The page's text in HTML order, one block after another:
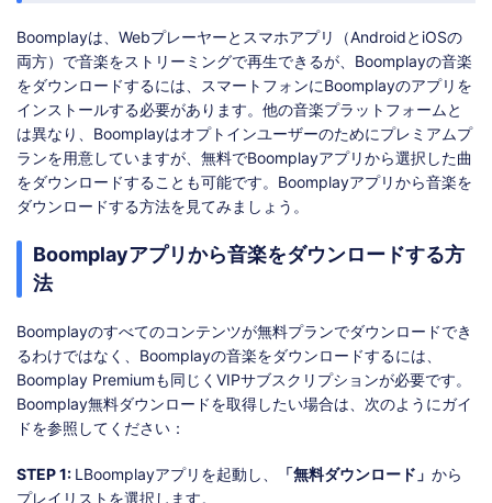
Boomplayは、Webプレーヤーとスマホアプリ（AndroidとiOSの
両方）で音楽をストリーミングで再生できるが、Boomplayの音楽
をダウンロードするには、スマートフォンにBoomplayのアプリを
インストールする必要があります。他の音楽プラットフォームと
は異なり、Boomplayはオプトインユーザーのためにプレミアムプ
ランを用意していますが、無料でBoomplayアプリから選択した曲
をダウンロードすることも可能です。Boomplayアプリから音楽を
ダウンロードする方法を見てみましょう。
Boomplayアプリから音楽をダウンロードする方
法
Boomplayのすべてのコンテンツが無料プランでダウンロードでき
るわけではなく、Boomplayの音楽をダウンロードするには、
Boomplay Premiumも同じくVIPサブスクリプションが必要です。
Boomplay無料ダウンロードを取得したい場合は、次のようにガイ
ドを参照してください：
STEP 1: LBoomplayアプリを起動し、 「無料ダウンロード」 から
プレイリストを選択します。